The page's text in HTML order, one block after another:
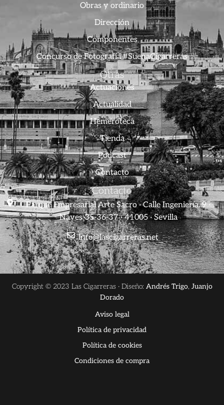
Obras y ordinario
Dirección
Componentes
Concurso de Fotografía #SuenaCigarreras
Otras
Actuaciones
Actualidad
Hemeroteca
Tienda
Podcast
Contacto
Contacto
Parque Empresarial Arte Sacro · Calle Ingeniería, 9 ·
Naves 35-36-37 · 41005 · Sevilla
info@lascigarreras.net
Copyright © 2023 Las Cigarreras · Diseño: Andrés Trigo, Juanjo
Dorado
Aviso legal
Política de privacidad
Política de cookies
Condiciones de compra